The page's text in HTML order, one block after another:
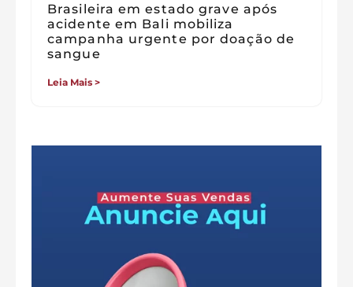
Brasileira em estado grave após
acidente em Bali mobiliza
campanha urgente por doação de
sangue
Leia Mais >